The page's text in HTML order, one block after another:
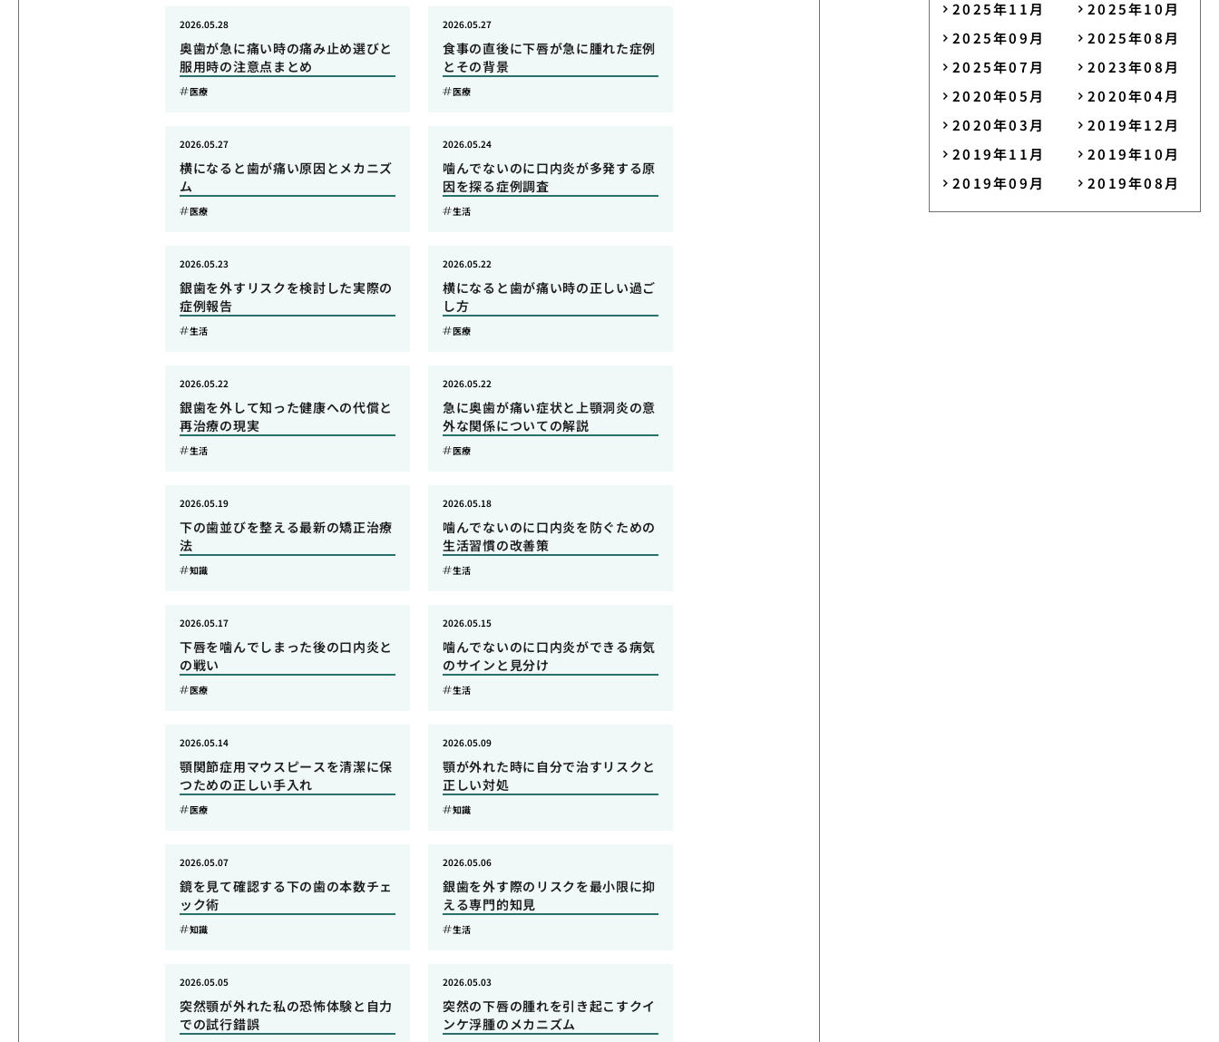
奥歯が急に痛い時の痛み止め選びと
服用時の注意点まとめ
2026.05.28
医療
食事の直後に下唇が急に腫れた症例
とその背景
2026.05.27
医療
横になると歯が痛い原因とメカニズ
ム
2026.05.27
医療
噛んでないのに口内炎が多発する原
因を探る症例調査
2026.05.24
生活
銀歯を外すリスクを検討した実際の
症例報告
2026.05.23
生活
横になると歯が痛い時の正しい過ご
し方
2026.05.22
医療
銀歯を外して知った健康への代償と
再治療の現実
2026.05.22
生活
急に奥歯が痛い症状と上顎洞炎の意
外な関係についての解説
2026.05.22
医療
下の歯並びを整える最新の矯正治療
法
2026.05.19
知識
噛んでないのに口内炎を防ぐための
生活習慣の改善策
2026.05.18
生活
下唇を噛んでしまった後の口内炎と
の戦い
2026.05.17
医療
噛んでないのに口内炎ができる病気
のサインと見分け
2026.05.15
生活
顎関節症用マウスピースを清潔に保
つための正しい手入れ
2026.05.14
医療
顎が外れた時に自分で治すリスクと
正しい対処
2026.05.09
知識
鏡を見て確認する下の歯の本数チェ
ック術
2026.05.07
知識
銀歯を外す際のリスクを最小限に抑
える専門的知見
2026.05.06
生活
突然顎が外れた私の恐怖体験と自力
での試行錯誤
2026.05.05
突然の下唇の腫れを引き起こすクイ
ンケ浮腫のメカニズム
2026.05.03
2025年11月
2025年10月
2025年09月
2025年08月
2025年07月
2023年08月
2020年05月
2020年04月
2020年03月
2019年12月
2019年11月
2019年10月
2019年09月
2019年08月